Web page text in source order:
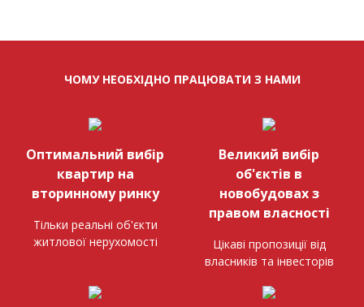
ЧОМУ НЕОБХІДНО ПРАЦЮВАТИ З НАМИ
Оптимальний вибір
квартир на
вторинному ринку
Тільки реальні об'єкти
житлової нерухомості
Великий вибір
об'єктів в
новобудовах з
правом власності
Цікаві пропозиції від
власників та інвесторів